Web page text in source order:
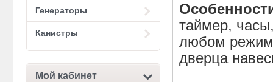
Генераторы
Канистры
Мой кабинет
таймер,
любом
дверца